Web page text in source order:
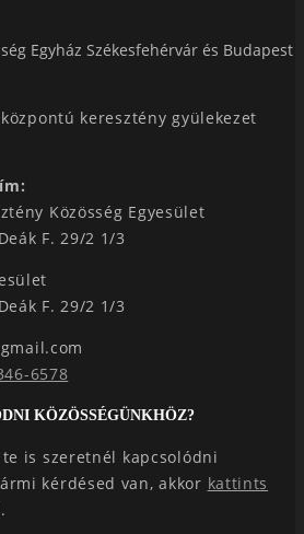
keresztény gyülekezet
Közösség Egyesület
F. 29/2 1/3
F. 29/2 1/3
6578
KÖZÖSSÉGÜNKHÖZ?
is szeretnél kapcsolódni
kérdésed van, akkor kattints